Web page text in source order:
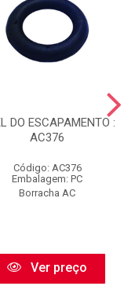
DO ESCAPAMENTO :
AC376
Código: AC376
Embalagem: PC
Borracha AC
Ver preço